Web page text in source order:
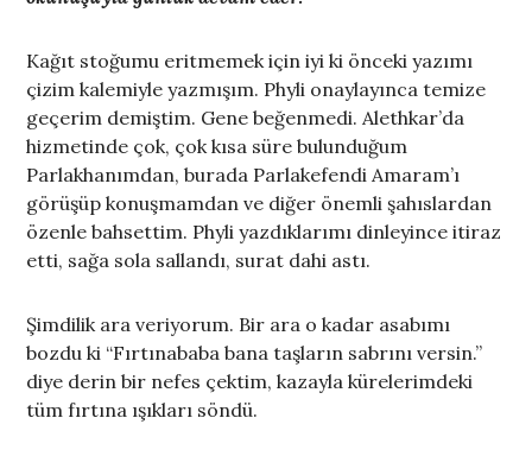
Kağıt stoğumu eritmemek için iyi ki önceki yazımı
çizim kalemiyle yazmışım. Phyli onaylayınca temize
geçerim demiştim. Gene beğenmedi. Alethkar’da
hizmetinde çok, çok kısa süre bulunduğum
Parlakhanımdan, burada Parlakefendi Amaram’ı
görüşüp konuşmamdan ve diğer önemli şahıslardan
özenle bahsettim. Phyli yazdıklarımı dinleyince itiraz
etti, sağa sola sallandı, surat dahi astı.
Şimdilik ara veriyorum. Bir ara o kadar asabımı
bozdu ki “Fırtınababa bana taşların sabrını versin.”
diye derin bir nefes çektim, kazayla kürelerimdeki
tüm fırtına ışıkları söndü.